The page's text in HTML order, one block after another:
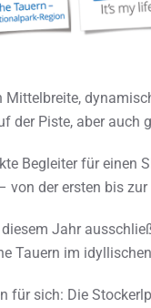
Mittelbreite,
der Piste, aber auch
Begleiter für einen
von der ersten bis
Jahr
Tauern im
für sich: Die